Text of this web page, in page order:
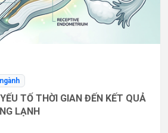
TỐ THỜI GIAN ĐẾN KẾT QUẢ
LẠNH